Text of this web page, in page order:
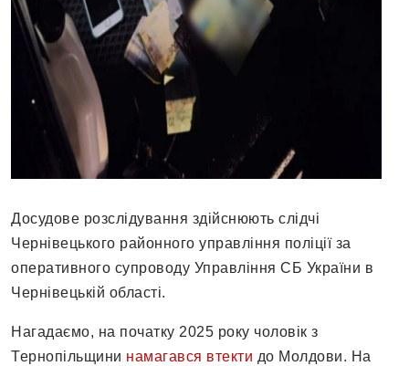
Досудове розслідування здійснюють слідчі
Чернівецького районного управління поліції за
оперативного супроводу Управління СБ України в
Чернівецькій області.
Нагадаємо, на початку 2025 року чоловік з
Тернопільщини намагався втекти до Молдови. На